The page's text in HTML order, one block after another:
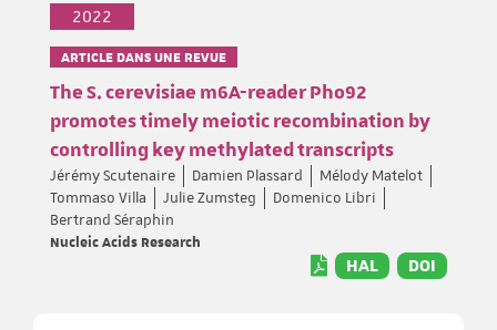
2022
ARTICLE DANS UNE REVUE
The S. cerevisiae m6A-reader Pho92
promotes timely meiotic recombination by
controlling key methylated transcripts
Jérémy Scutenaire Damien Plassard
Mélody Matelot
Tommaso Villa
Julie Zumsteg
Domenico Libri
Bertrand Séraphin
Nucleic Acids Research
HAL DOI